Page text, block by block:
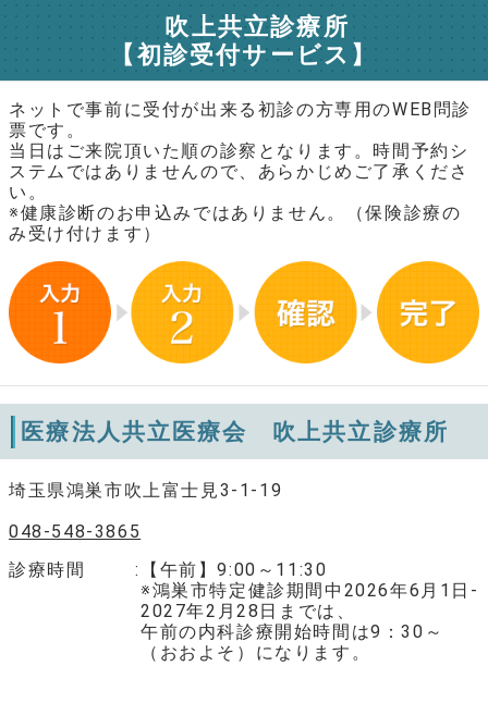
吹上共立診療所
【初診受付サービス】
ネットで事前に受付が出来る初診の方専用のWEB問診
票です。
当日はご来院頂いた順の診察となります。時間予約シ
ステムではありませんので、あらかじめご了承くださ
い。
※健康診断のお申込みではありません。（保険診療の
み受け付けます）
医療法人共立医療会 吹上共立診療所
埼玉県鴻巣市吹上富士見3-1-19
048-548-3865
診療時間
【午前】9:00～11:30
※鴻巣市特定健診期間中2026年6月1日-
2027年2月28日までは、
午前の内科診療開始時間は9：30～
（おおよそ）になります。